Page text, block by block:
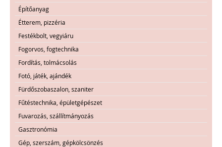
Építőanyag
Étterem, pizzéria
Festékbolt, vegyiáru
Fogorvos, fogtechnika
Fordítás, tolmácsolás
Fotó, játék, ajándék
Fürdőszobaszalon, szaniter
Fűtéstechnika, épületgépészet
Fuvarozás, szállítmányozás
Gasztronómia
Gép, szerszám, gépkölcsönzés